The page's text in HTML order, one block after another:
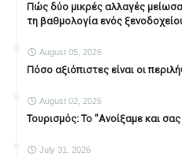
Πώς δύο μικρές αλλαγές
τη βαθμολογία ενός
August 05, 2026
Πόσο αξιόπιστες είναι οι
August 02, 2026
Τουρισμός: Το "Ανοίξαμε και
July 31, 2026